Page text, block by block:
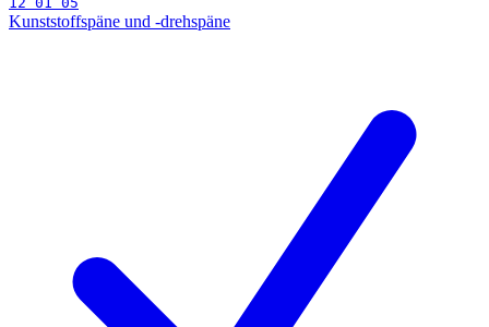
Kunststoffspäne und -drehspäne